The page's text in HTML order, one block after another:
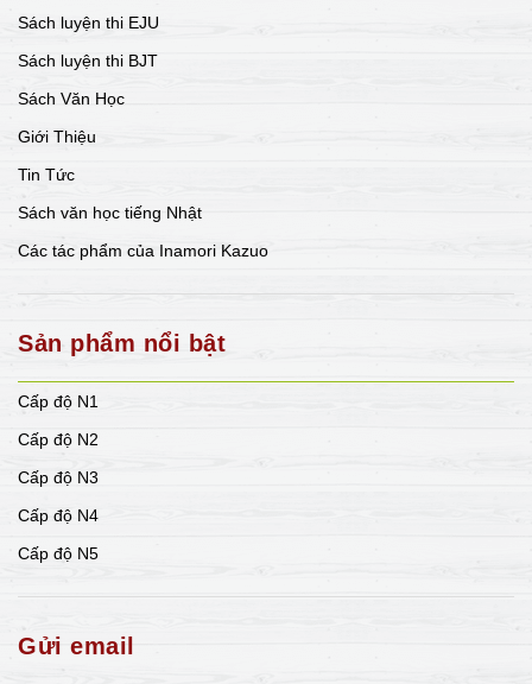
Sách luyện thi EJU
Sách luyện thi BJT
Sách Văn Học
Giới Thiệu
Tin Tức
Sách văn học tiếng Nhật
Các tác phẩm của Inamori Kazuo
Sản phẩm nổi bật
Cấp độ N1
Cấp độ N2
Cấp độ N3
Cấp độ N4
Cấp độ N5
Gửi email